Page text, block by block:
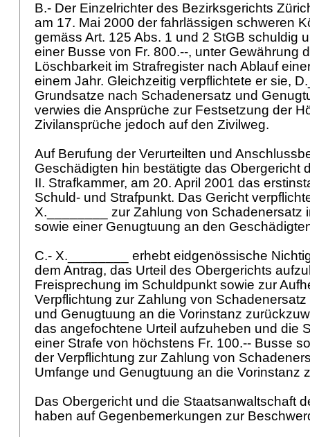
B.- Der Einzelrichter des Bezirksgerichts
am 17. Mai 2000 der fahrlässigen schweren
gemäss Art. 125 Abs. 1 und 2 StGB schuldig
einer Busse von Fr. 800.--, unter Gewährung
Löschbarkeit im Strafregister nach Ablauf
einem Jahr. Gleichzeitig verpflichtete er sie,
Grundsatze nach Schadenersatz und
verwies die Ansprüche zur Festsetzung der
Zivilansprüche jedoch auf den Zivilweg.
Auf Berufung der Verurteilten und
Geschädigten hin bestätigte das Obergericht
II. Strafkammer, am 20. April 2001 das
Schuld- und Strafpunkt. Das Gericht
X.________ zur Zahlung von Schadenersatz
sowie einer Genugtuung an den
C.- X.________ erhebt eidgenössische
dem Antrag, das Urteil des Obergerichts
Freisprechung im Schuldpunkt sowie zur
Verpflichtung zur Zahlung von
und Genugtuung an die Vorinstanz
das angefochtene Urteil aufzuheben und die
einer Strafe von höchstens Fr. 100.-- Busse
der Verpflichtung zur Zahlung von
Umfange und Genugtuung an die Vorinstanz
Das Obergericht und die Staatsanwaltschaft
haben auf Gegenbemerkungen zur